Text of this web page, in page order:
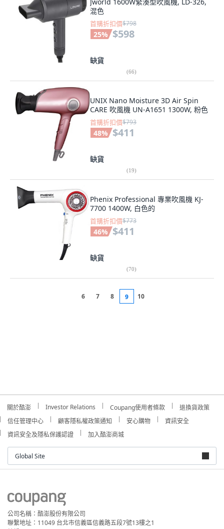
混色
首購折扣價$798
25% $598
缺貨
(66)
UNIX Nano Moisture 3D Air Spin
CARE 吹風機 UN-A1651 1300W, 粉色
首購折扣價$793
48% $411
缺貨
(19)
Phenix Professional 專業吹風機 KJ-
7700 1400W, 白色的
首購折扣價$773
46% $411
缺貨
(70)
6 7 8 9 10
關於酷澎 Investor Relations Coupang使用者條款
退換貨政策
信任管理中心
顧客隱私權政策通知 安心購物
資訊安全
資訊安全及隱私保護認證
加入酷澎商城
Global Site
公司名稱：酷澎股份有限公司
聯繫地址：11049 台北市信義區信義路五段7號13樓之1